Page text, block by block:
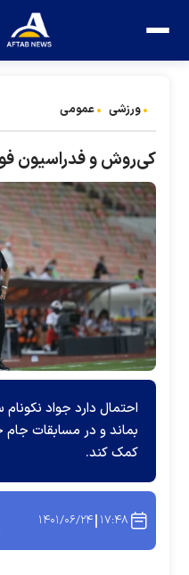
ورزشی عمومی
کی‌روش و فدراسیون
احتمال دارد جواد
کمک کند.
۱۷:۴۸ ۱۴۰۱/۰۶/۲۴